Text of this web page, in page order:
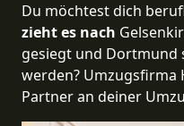
Du möchtest dich
zieht es nach
gesiegt und Dortmund
werden? Umzugsfirma
Partner an deiner